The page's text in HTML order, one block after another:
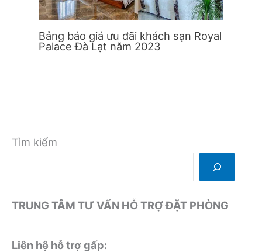
Bảng báo giá ưu đãi khách sạn Royal
Palace Đà Lạt năm 2023
Tìm kiếm
TRUNG TÂM TƯ VẤN HỖ TRỢ ĐẶT PHÒNG
Liên hệ hỗ trợ gấp: